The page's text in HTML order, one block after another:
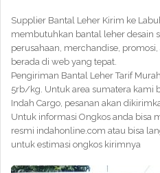
Supplier Bantal Leher Kirim ke
membutuhkan bantal leher desain
perusahaan, merchandise,
berada di web yang tepat.
Pengiriman Bantal Leher Tarif
5rb/kg. Untuk area sumatera kami
Indah Cargo, pesanan akan
Untuk informasi Ongkos anda bisa
resmi indahonline.com atau bisa
untuk estimasi ongkos kirimnya